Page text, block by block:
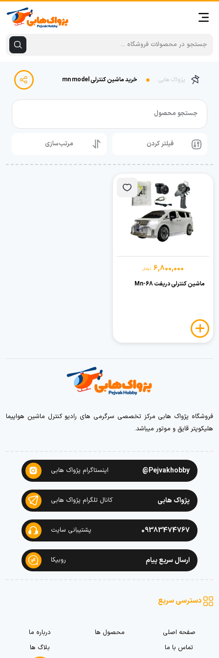
پژواک هابی خرید ماشین کنترلی mn model
جستجو محصول
فیلتر کردن مرتب‌سازی
6,800,000 تومان
ماشین کنترلی دریفت Mn-68
فروشگاه پژواک هابی مرکز تخصصی سرگرمی های رادیو کنترل ماشین هواپیما
هلیکوپتر قایق و موتور میباشد.
Pejvakhobby@ اینستاگرام پژواک هابی
پژواک هابی کانال تلگرام پژواک هابی
09383474767 پشتیبانی سایت
ارسال سریع پیام روبیکا
دسترسی سریع
صفحه اصلی محصول ها
درباره ما
تماس با ما
بلاگ ها